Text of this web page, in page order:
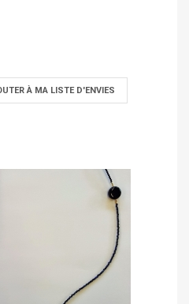
À MA LISTE D'ENVIES